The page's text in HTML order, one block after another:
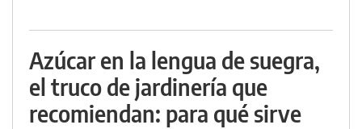
Azúcar en la lengua de suegra,
el truco de jardinería que
recomiendan: para qué sirve